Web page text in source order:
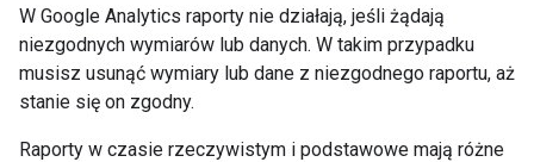
W Google Analytics raporty nie działają, jeśli żądają
niezgodnych wymiarów lub danych. W takim przypadku
musisz usunąć wymiary lub dane z niezgodnego raportu, aż
stanie się on zgodny.
Raporty w czasie rzeczywistym i podstawowe mają różne